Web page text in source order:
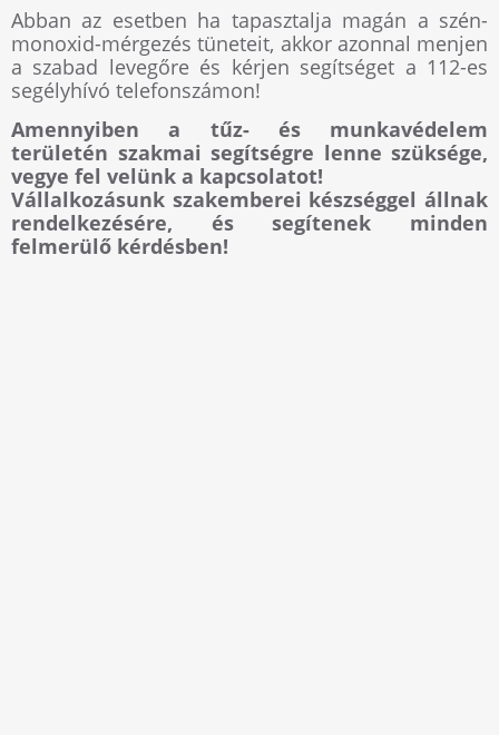
Abban az esetben ha tapasztalja magán a szén-
monoxid-mérgezés tüneteit, akkor azonnal menjen
a szabad levegőre és kérjen segítséget a 112-es
segélyhívó telefonszámon!
Amennyiben a tűz- és munkavédelem
területén szakmai segítségre lenne szüksége,
vegye fel velünk a kapcsolatot!
Vállalkozásunk szakemberei készséggel állnak
rendelkezésére, és segítenek minden
felmerülő kérdésben!